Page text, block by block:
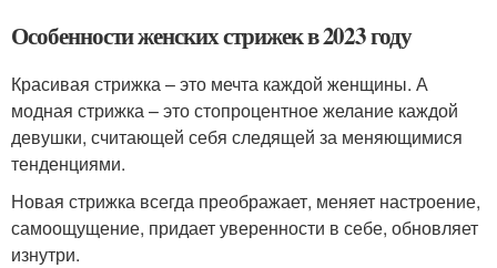
Особенности женских стрижек в 2023 году
Красивая стрижка – это мечта каждой женщины. А
модная стрижка – это стопроцентное желание каждой
девушки, считающей себя следящей за меняющимися
тенденциями.
Новая стрижка всегда преображает, меняет настроение,
самоощущение, придает уверенности в себе, обновляет
изнутри.